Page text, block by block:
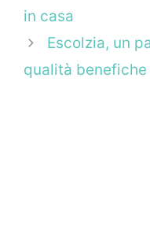
in casa
Escolzia, un
qualità benefiche